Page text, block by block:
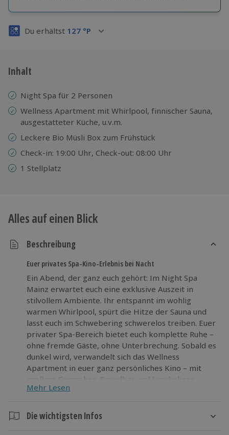
Volle Flexibilität
3 Jahre gültig & verlängerbar.
Du erhältst 127 °P
Inhalt
Night Spa für 2 Personen
Wellness Apartment mit Whirlpool, finnischer Sauna,
ausgestatteter Küche, u.v.m.
Leckere Bio Müsli Box zum Frühstück
Check-in: 19:00 Uhr, Check-out: 08:00 Uhr
1 Stellplatz
Alles auf einen Blick
Beschreibung
Euer privates Spa-Kino-Erlebnis bei Nacht
Ein Abend, der ganz euch gehört: Im Night Spa
Mainz erwartet euch eine exklusive Auszeit in
stilvollem Ambiente. Ihr entspannt im wohlig
warmen Whirlpool, spürt die Hitze der Sauna und
lasst euch im Schwebering schwerelos treiben. Euer
privater Spa-Bereich bietet euch komplette Ruhe –
ohne fremde Gäste, ohne Unterbrechung. Sobald es
dunkel wird, verwandelt sich das Wellness
Apartment in euer ganz persönliches Kino – mit
großem Fernseher, Soundbar und kuscheliger
Atmosphäre. Der nächste Morgen beginnt
Frühstück, bevor ihr frisch regeneriert in den Tag
startet. Ob als besonderes Day Spa-Erlebnis oder
Mehr Lesen
Die wichtigsten Infos